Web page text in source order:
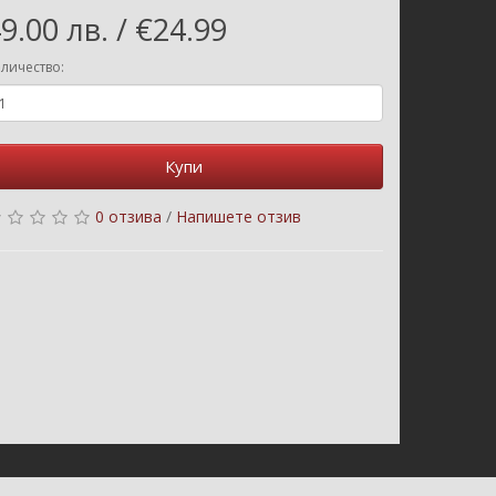
лв. / €24.99
Купи
0 отзива / Напишете отзив